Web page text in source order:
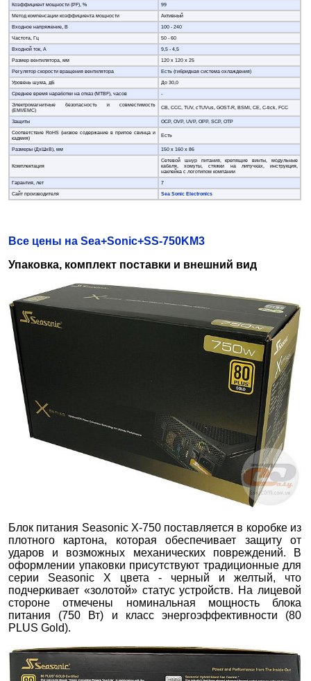
Коэффициент мощности (PF), %
99
Метод компенсации коэффициента мощности
Активный
Входное напряжение, В
100 - 240
Частота, Гц
50 - 60
Входной ток, А
9,5 - 4,5
Размер вентилятора, мм
120 х 120 х 25
Регулятор скорости вращения вентилятора
Есть (гибридная система охлаждения)
Уровень шума, дБ
До 30,0
Среднее время наработки на отказ (MTBF), часов
-
Электромагнитные безопасность и совместимость
(EMI/EMC)
CB, CCC, TUV, cTUVus, GOST-R, BSMI, CE, C-tick, FCC
Защиты
OCP, OVP, UVP, OPP, SCP, OTP
Соответствие RoHS (низкое содержание в припое свинца и
кадмия)
Есть
Размеры (ДхШхВ), мм 150 х 160 х 86
Комплектация
Сетевой шнур питания, крепящие винты, модульные
кабеля, хомуты, стяжки на липучках, инструкция,
наклейка с логотипом компании
Гарантия, лет
7
Сайт производителя
Sea Sonic Electronics
Все цены на Sea+Sonic+SS-750KM3
Упаковка, комплект поставки и внешний вид
Блок питания Seasonic X-750 поставляется в коробке из
плотного картона, которая обеспечивает защиту от
ударов и возможных механических повреждений. В
оформлении упаковки присутствуют традиционные для
серии Seasonic X цвета - черный и желтый, что
подчеркивает «золотой» статус устройств. На лицевой
стороне отмечены номинальная мощность блока
питания (750 Вт) и класс энергоэффективности (80
PLUS Gold).